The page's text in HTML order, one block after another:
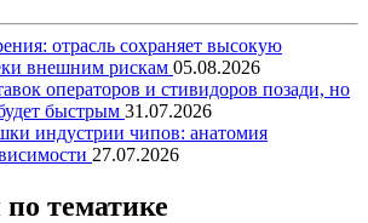
отрасль сохраняет высокую
внешним рискам 05.08.2026
операторов и стивидоров позади, но
быстрым 31.07.2026
индустрии чипов: анатомия
27.07.2026
тематике